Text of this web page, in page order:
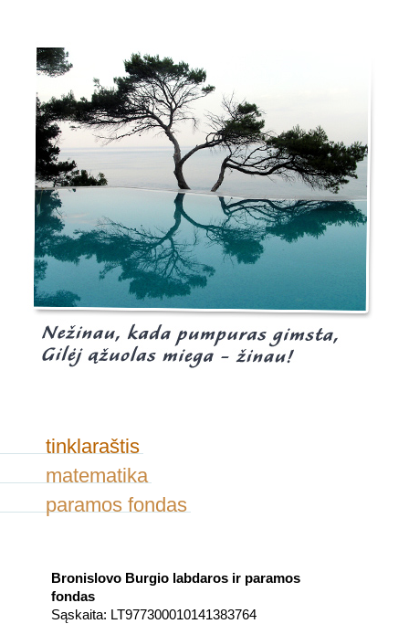
tinklaraštis
matematika
paramos fondas
Bronislovo Burgio labdaros ir paramos
fondas
Sąskaita: LT977300010141383764